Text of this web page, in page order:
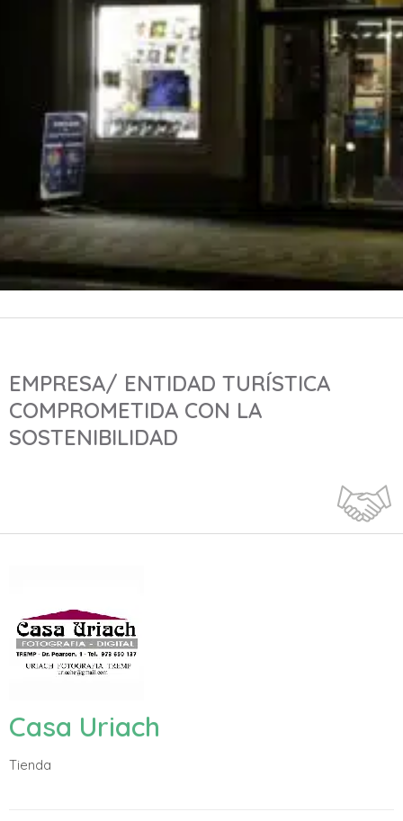
EMPRESA/ ENTIDAD TURÍSTICA
COMPROMETIDA CON LA
SOSTENIBILIDAD
Casa Uriach
Tienda